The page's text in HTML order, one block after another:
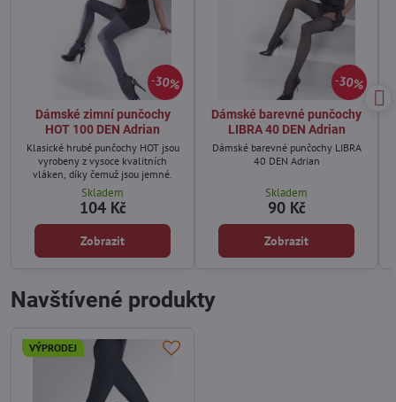
30%
Dámské zimní punčochy
HOT 100 DEN Adrian
Klasické hrubé punčochy HOT jsou
vyrobeny z vysoce kvalitních
vláken, díky čemuž jsou jemné.
Skladem
104 Kč
Zobrazit
30%
Dámské barevné punčochy
LIBRA 40 DEN Adrian
Dámské barevné punčochy LIBRA
40 DEN Adrian
Skladem
90 Kč
Zobrazit
Navštívené produkty
VÝPRODEJ